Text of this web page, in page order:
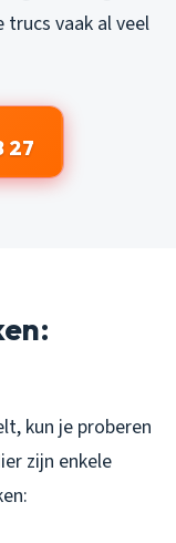
trucs vaak al veel
27
kun je proberen
zijn enkele